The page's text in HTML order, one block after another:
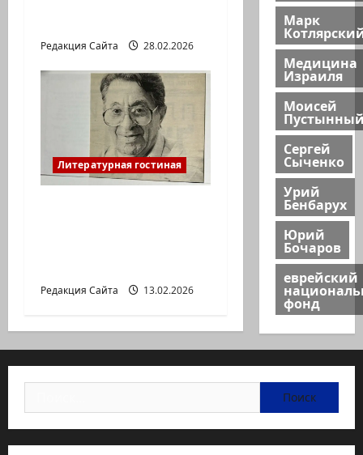
Редакция Сайта 28.02.2026
Литературная гостиная
Редакция Сайта 13.02.2026
Марк
Медицина
Израиля
Моисей
Сергей
Сыченко
Урий
Бенбарух
Юрий
Бочаров
еврейский
фонд